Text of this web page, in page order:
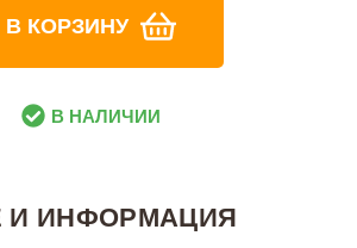
В КОРЗИНУ
В НАЛИЧИИ
И ИНФОРМАЦИЯ